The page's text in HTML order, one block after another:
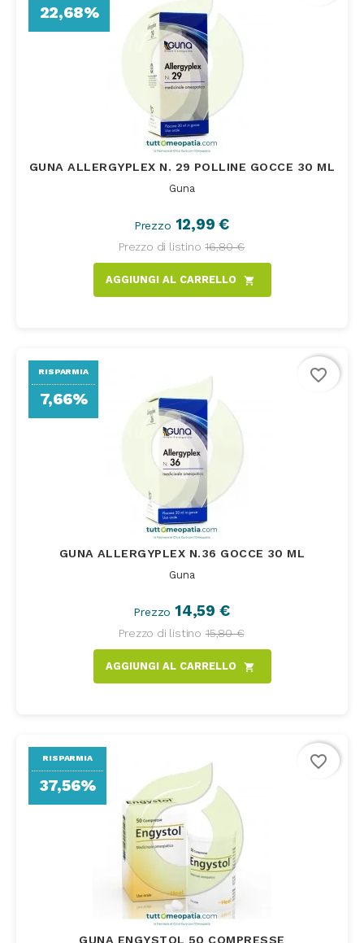
GUNA ALLERGYPLEX N. 29 POLLINE GOCCE 30 ML
Guna
Prezzo 12,99 €
Prezzo di listino 16,80 €
AGGIUNGI AL CARRELLO shopping_cart
22,68%
GUNA ALLERGYPLEX N.36 GOCCE 30 ML
Guna
Prezzo 14,59 €
Prezzo di listino 15,80 €
AGGIUNGI AL CARRELLO shopping_cart
RISPARMIA
7,66%
favorite_border
GUNA ENGYSTOL 50 COMPRESSE
RISPARMIA
37,56%
favorite_border